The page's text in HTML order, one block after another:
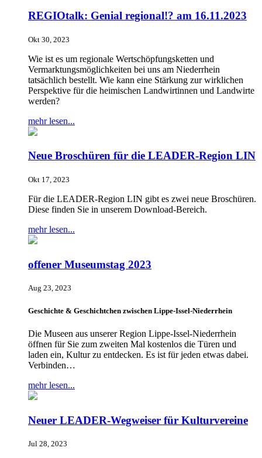
REGIOtalk: Genial regional!? am 16.11.2023
Okt 30, 2023
Wie ist es um regionale Wertschöpfungsketten und
Vermarktungsmöglichkeiten bei uns am Niederrhein
tatsächlich bestellt. Wie kann eine Stärkung zur wirklichen
Perspektive für die heimischen Landwirtinnen und Landwirte
werden?
mehr lesen...
Neue Broschüren für die LEADER-Region LIN
Okt 17, 2023
Für die LEADER-Region LIN gibt es zwei neue Broschüren.
Diese finden Sie in unserem Download-Bereich.
mehr lesen...
offener Museumstag 2023
Aug 23, 2023
Geschichte & Geschichtchen zwischen Lippe-Issel-Niederrhein
Die Museen aus unserer Region Lippe-Issel-Niederrhein
öffnen für Sie zum zweiten Mal kostenlos die Türen und
laden ein, Kultur zu entdecken. Es ist für jeden etwas dabei.
Verbinden…
mehr lesen...
Neuer LEADER-Wegweiser für Kulturvereine
Jul 28, 2023